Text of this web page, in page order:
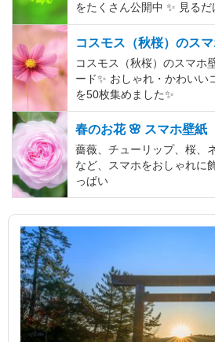
をたくさん公開中 ✨ 見る
コスモス（秋桜）のス
コスモス（秋桜）のスマホ
ード✨️ おしゃれ・かわいい
を50枚集めました✨️
春のお花 🌸 スマホ壁紙
薔薇、チューリップ、桜、
など、スマホをおしゃれに
っぱい